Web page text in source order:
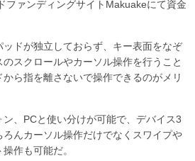
ファンディングサイトMakuakeにて資金
ドが独立しておらず、キー表面をなぞ
スクロールやカーソル操作を行うこと
ら指を離さないで操作できるのがメリ
、PCと使い分けが可能で、デバイス3
んカーソル操作だけでなくスワイプや
作も可能だ。